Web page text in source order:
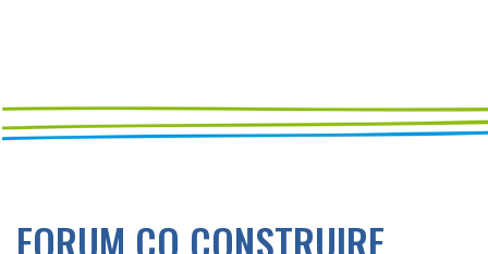
FORUM CO CONSTRUIRE